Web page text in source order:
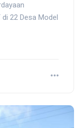
22 Desa Model